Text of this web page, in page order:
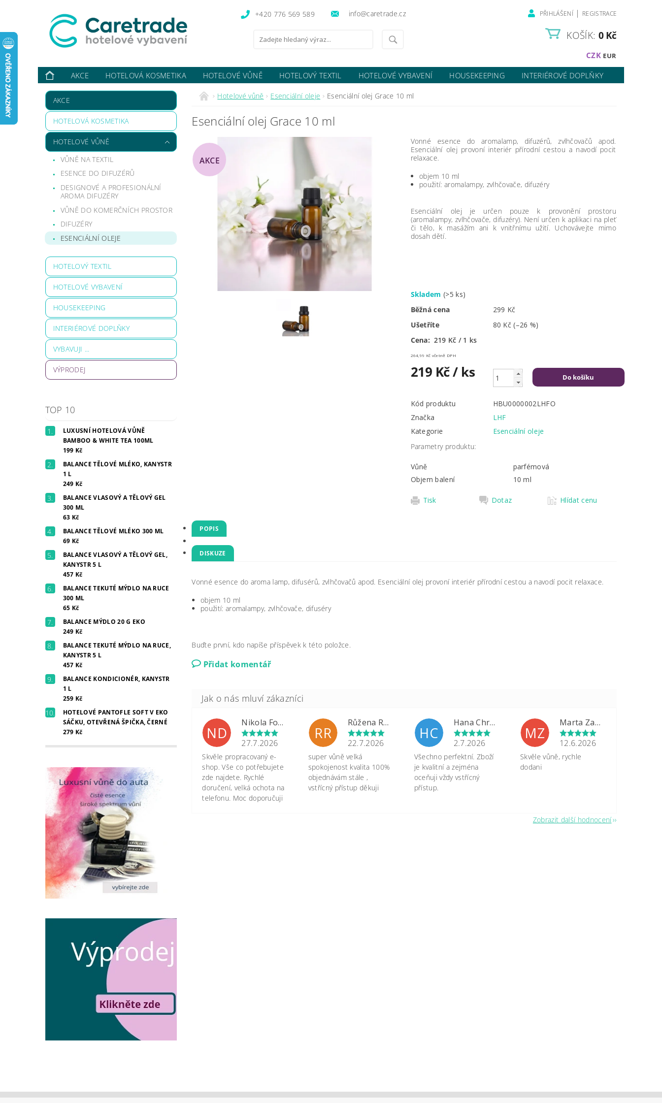
+420 776 569 589 info@caretrade.cz PŘIHLÁŠENÍ | REGISTRACE
CZK EUR
KOŠÍK: 0 Kč
AKCE HOTELOVÁ KOSMETIKA HOTELOVÉ VŮNĚ HOTELOVÝ TEXTIL HOTELOVÉ VYBAVENÍ HOUSEKEEPING
INTERIÉROVÉ DOPLŇKY
VYBAVUJI ...
KONTAKTY O NÁS HODNOCENÍ OBCHODU
AKCE
HOTELOVÁ KOSMETIKA
HOTELOVÉ VŮNĚ
VŮNĚ NA TEXTIL
ESENCE DO DIFUZÉRŮ
DESIGNOVÉ A PROFESIONÁLNÍ
AROMA DIFUZÉRY
VŮNĚ DO KOMERČNÍCH PROSTOR
DIFUZÉRY
ESENCIÁLNÍ OLEJE
HOTELOVÝ TEXTIL
HOTELOVÉ VYBAVENÍ
HOUSEKEEPING
INTERIÉROVÉ DOPLŇKY
VYBAVUJI ...
VÝPRODEJ
TOP 10
LUXUSNÍ HOTELOVÁ VŮNĚ
BAMBOO & WHITE TEA 100ML
199 Kč
BALANCE TĚLOVÉ MLÉKO, KANYSTR
1 L
249 Kč
BALANCE VLASOVÝ A TĚLOVÝ GEL
300 ML
63 Kč
BALANCE TĚLOVÉ MLÉKO 300 ML
69 Kč
BALANCE VLASOVÝ A TĚLOVÝ GEL,
KANYSTR 5 L
457 Kč
BALANCE TEKUTÉ MÝDLO NA RUCE
300 ML
65 Kč
BALANCE MÝDLO 20 G EKO
249 Kč
BALANCE TEKUTÉ MÝDLO NA RUCE,
KANYSTR 5 L
457 Kč
BALANCE KONDICIONÉR, KANYSTR
1 L
259 Kč
HOTELOVÉ PANTOFLE SOFT V EKO
SÁČKU, OTEVŘENÁ ŠPIČKA, ČERNÉ
279 Kč
Hotelové vůně Esenciální oleje Esenciální olej Grace 10 ml
Esenciální olej Grace 10 ml
AKCE
Vonné esence do aromalamp, difuzérů, zvlhčovačů apod.
Esenciální olej provoní interiér přírodní cestou a navodí pocit
relaxace.
objem 10 ml
použití: aromalampy, zvlhčovače, difuzéry
Esenciální olej je určen pouze k provonění prostoru
(aromalampy, zvlhčovače, difuzéry). Není určen k aplikaci na pleť
či tělo, k masážím ani k vnitřnímu užití. Uchovávejte mimo
dosah dětí.
Skladem(>5 ks)
Běžná cena
299 Kč
Ušetříte
80 Kč(–26 %)
Cena: 219 Kč / 1 ks
264,99 Kč včetně DPH
219 Kč/ ks
Kód produktu
HBU0000002LHFO
Značka
LHF
Kategorie
Esenciální oleje
Parametry produktu:
Vůně
parfémová
Objem balení
10 ml
Tisk Dotaz Hlídat cenu
POPIS
DISKUZE
Vonné esence do aroma lamp, difusérů, zvlhčovačů apod. Esenciální olej provoní interiér přírodní cestou a navodí pocit relaxace.
objem 10 ml
použití: aromalampy, zvlhčovače, difuséry
Buďte první, kdo napíše příspěvek k této položce.
Přidat komentář
ND
Nikola Formánková Dvořáková
27.7.2026
Skvěle propracovaný e-
shop. Vše co potřebujete
zde najdete. Rychlé
doručení, velká ochota na
telefonu. Moc doporučuji
RR
Růžena Rypková
22.7.2026
super vůně velká
spokojenost kvalita 100%
objednávám stále ,
vstřícný přístup děkuji
HC
Hana Chrastinová
2.7.2026
Všechno perfektní. Zboží
je kvalitní a zejména
oceňuji vždy vstřícný
přístup.
MZ
Marta Zapletalová
12.6.2026
Skvěle vůně, rychle
dodani
Zobrazit další hodnocení